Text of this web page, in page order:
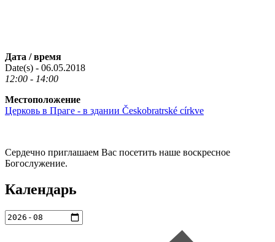
Дата / время
Date(s) - 06.05.2018
12:00 - 14:00
Местоположение
Церковь в Праге - в здании Českobratrské církve
Сердечно приглашаем Вас посетить наше воскресное
Богослужение.
Календарь